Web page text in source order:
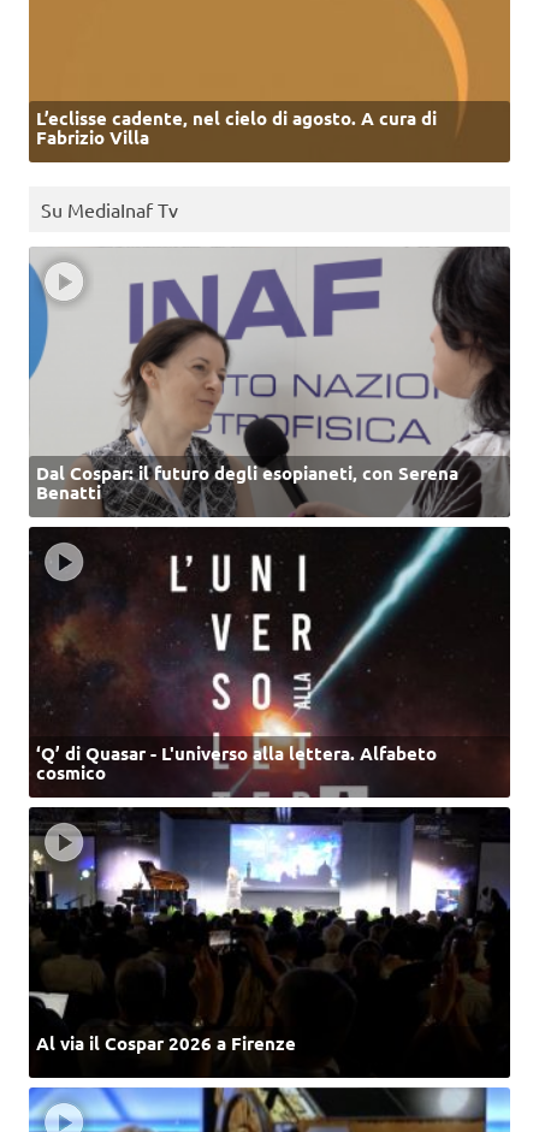
L’eclisse cadente, nel cielo di agosto. A cura di
Fabrizio Villa
Su MediaInaf Tv
Dal Cospar: il futuro degli esopianeti, con Serena
Benatti
‘Q’ di Quasar - L'universo alla lettera. Alfabeto
cosmico
Al via il Cospar 2026 a Firenze